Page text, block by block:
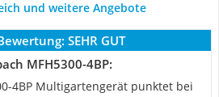
und weitere Angebote
SEHR GUT
MFH5300-4BP:
4BP Multigartengerät punktet bei